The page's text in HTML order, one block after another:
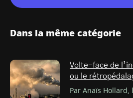
Dans la même catégorie
Volte-face de
ou le
Par Anaïs Hollard,